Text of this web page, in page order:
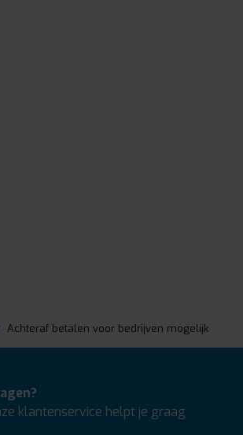
Achteraf betalen voor bedrijven mogelijk
klantenservice helpt je graag